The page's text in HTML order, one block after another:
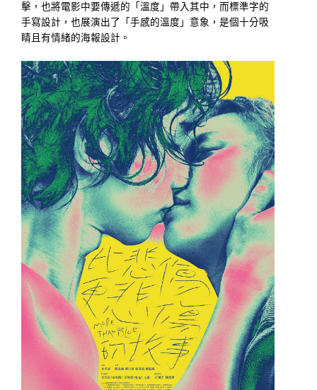
擊，也將電影中要傳遞的「溫度」帶入其中，而標準字的
手寫設計，也展演出了「手感的溫度」意象，是個十分吸
睛且有情緒的海報設計。